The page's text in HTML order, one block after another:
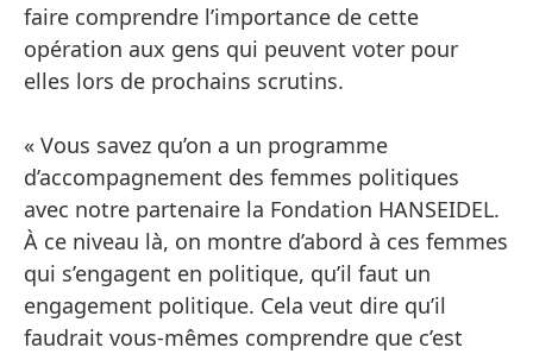
faire comprendre l’importance de cette
opération aux gens qui peuvent voter pour
elles lors de prochains scrutins.
« Vous savez qu’on a un programme
d’accompagnement des femmes politiques
avec notre partenaire la Fondation HANSEIDEL.
À ce niveau là, on montre d’abord à ces femmes
qui s’engagent en politique, qu’il faut un
engagement politique. Cela veut dire qu’il
faudrait vous-mêmes comprendre que c’est